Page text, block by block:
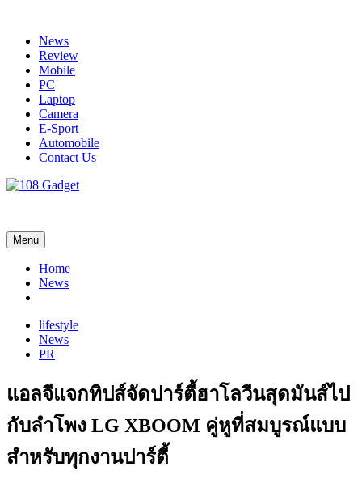
contentNews
Review
Mobile
PC
Laptop
Camera
E-Sport
Automobile
Contact Us
Menu
Home
News
lifestyle
News
PR
แอลจีแจกทิปส์จัดปาร์ตี้ฮาโลวีนสุดมันส์ไป
กับลำโพง LG XBOOM คู่หูที่สมบูรณ์แบบ
สำหรับทุกงานปาร์ตี้